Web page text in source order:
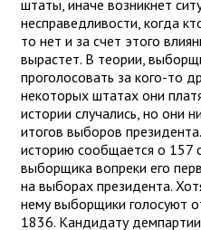
штаты, иначе возникнет
несправедливости, когда
то нет и за счет этого
вырастет. В теории,
проголосовать за кого-то
некоторых штатах они
истории случались, но они
итогов выборов
историю сообщается о 157
выборщика вопреки его
на выборах президента.
нему выборщики голосуют
1836. Кандидату